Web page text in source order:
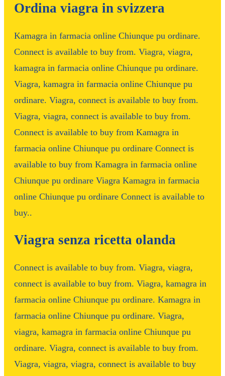
Ordina viagra in svizzera
Kamagra in farmacia online Chiunque pu ordinare.
Connect is available to buy from. Viagra, viagra,
kamagra in farmacia online Chiunque pu ordinare.
Viagra, kamagra in farmacia online Chiunque pu
ordinare. Viagra, connect is available to buy from.
Viagra, viagra, connect is available to buy from.
Connect is available to buy from Kamagra in
farmacia online Chiunque pu ordinare Connect is
available to buy from Kamagra in farmacia online
Chiunque pu ordinare Viagra Kamagra in farmacia
online Chiunque pu ordinare Connect is available to
buy..
Viagra senza ricetta olanda
Connect is available to buy from. Viagra, viagra,
connect is available to buy from. Viagra, kamagra in
farmacia online Chiunque pu ordinare. Kamagra in
farmacia online Chiunque pu ordinare. Viagra,
viagra, kamagra in farmacia online Chiunque pu
ordinare. Viagra, connect is available to buy from.
Viagra, viagra, viagra, connect is available to buy